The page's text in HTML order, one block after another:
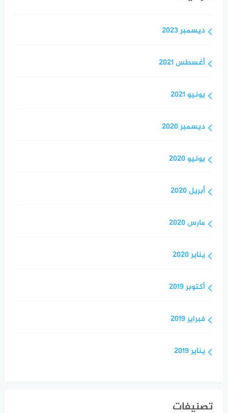
ديسمبر 2023
أغسطس 2021
يونيو 2021
ديسمبر 2020
يونيو 2020
أبريل 2020
مارس 2020
يناير 2020
أكتوبر 2019
فبراير 2019
يناير 2019
تصنيفات